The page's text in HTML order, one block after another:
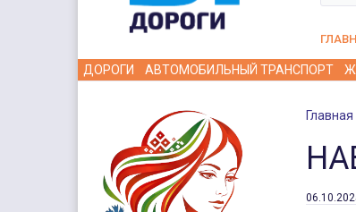
ДОРОГИ АВТОМОБИЛЬНЫЙ ТРАНСПОРТ
Главная